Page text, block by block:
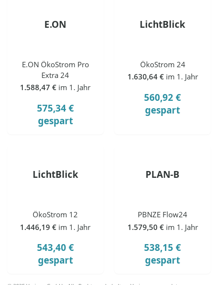
E.ON
E.ON ÖkoStrom Pro
Extra 24
1.588,47 € im 1. Jahr
575,34 €
gespart
LichtBlick
ÖkoStrom 24
1.630,64 € im 1. Jahr
560,92 €
gespart
LichtBlick
ÖkoStrom 12
1.446,19 € im 1. Jahr
543,40 €
gespart
PLAN-B
PBNZE Flow24
1.579,50 € im 1. Jahr
538,15 €
gespart